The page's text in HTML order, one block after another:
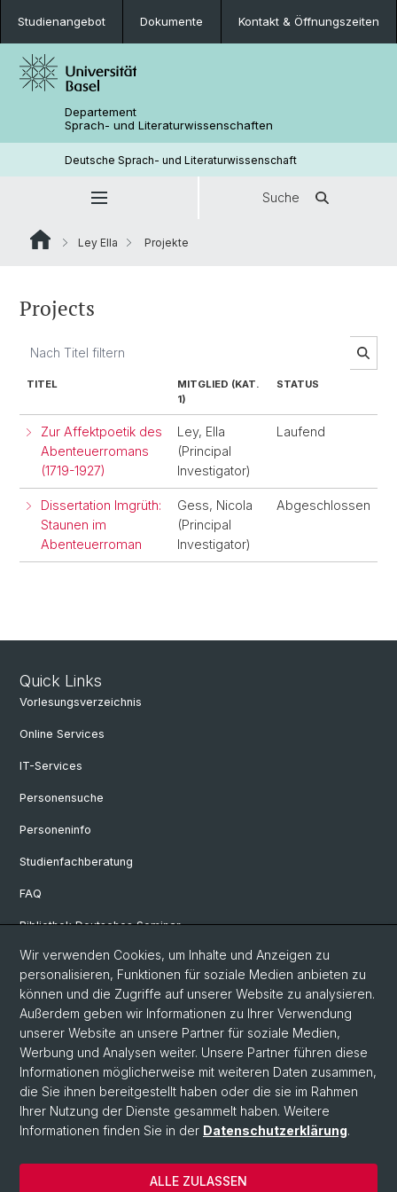
Studienangebot Dokumente Kontakt & Öffnungszeiten
Departement
Sprach- und Literaturwissenschaften
Deutsche Sprach- und Literaturwissenschaft
Suche
Ley Ella Projekte
Projects
TITEL
MITGLIED (KAT.
1)
STATUS
Zur Affektpoetik des
Abenteuerromans
(1719-1927)
Ley, Ella
(Principal
Investigator)
Laufend
Dissertation Imgrüth:
Staunen im
Abenteuerroman
Gess, Nicola
(Principal
Investigator)
Abgeschlossen
Quick Links
Vorlesungsverzeichnis
Online Services
IT-Services
Personensuche
Personeninfo
Studienfachberatung
FAQ
Bibliothek Deutsches Seminar
Neuere deutsche Literaturwissenschaft
Germanistische Mediävistik
Deutsche Sprachwissenschaft
© Universität Basel
Philosophisch-Historische Fakultät
Sprach- und Literaturwissenschaften
Home
Datenschutzerklärung
Wir verwenden Cookies, um Inhalte und Anzeigen zu
personalisieren, Funktionen für soziale Medien anbieten zu
können und die Zugriffe auf unserer Website zu analysieren.
Außerdem geben wir Informationen zu Ihrer Verwendung
unserer Website an unsere Partner für soziale Medien,
Werbung und Analysen weiter. Unsere Partner führen diese
Informationen möglicherweise mit weiteren Daten zusammen,
die Sie ihnen bereitgestellt haben oder die sie im Rahmen
Ihrer Nutzung der Dienste gesammelt haben. Weitere
Informationen finden Sie in der Datenschutzerklärung.
ALLE ZULASSEN